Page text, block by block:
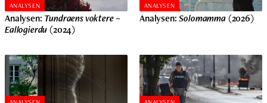
ANALYSEN
Analysen: Tundraens voktere –
Eallogierdu(2024)
ANALYSEN
Analysen: Solomamma(2026)